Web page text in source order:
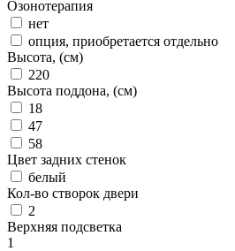
Озонотерапия
нет
опция, приобретается отдельно
Высота, (см)
220
Высота поддона, (см)
18
47
58
Цвет задних стенок
белый
Кол-во створок двери
2
Верхняя подсветка
1